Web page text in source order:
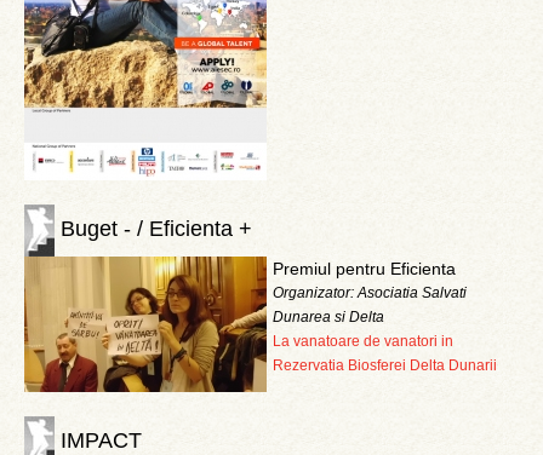
Buget - / Eficienta +
Premiul pentru Eficienta
Organizator: Asociatia Salvati
Dunarea si Delta
La vanatoare de vanatori in
Rezervatia Biosferei Delta Dunarii
IMPACT